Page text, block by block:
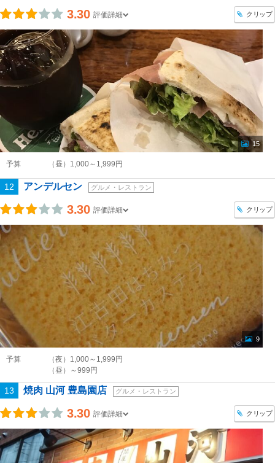
3.30 評価詳細 クリップ
15
予算 （昼）1,000～1,999円
12 アンデルセン グルメ・レストラン
3.30 評価詳細 クリップ
9
予算
（夜）1,000～1,999円
（昼）～999円
13 焼肉 山河 豊島園店 グルメ・レストラン
3.30 評価詳細 クリップ